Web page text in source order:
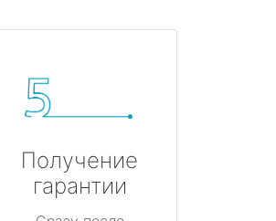
Получение
гарантии